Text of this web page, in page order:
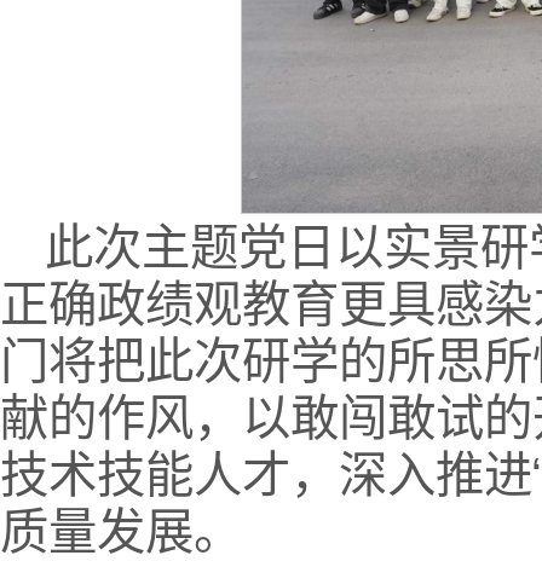
此次主题党日以实景
正确政绩观教育更具感
门将把此次研学的所思
献的作风，以敢闯敢试
技术技能人才，深入推
质量发展。